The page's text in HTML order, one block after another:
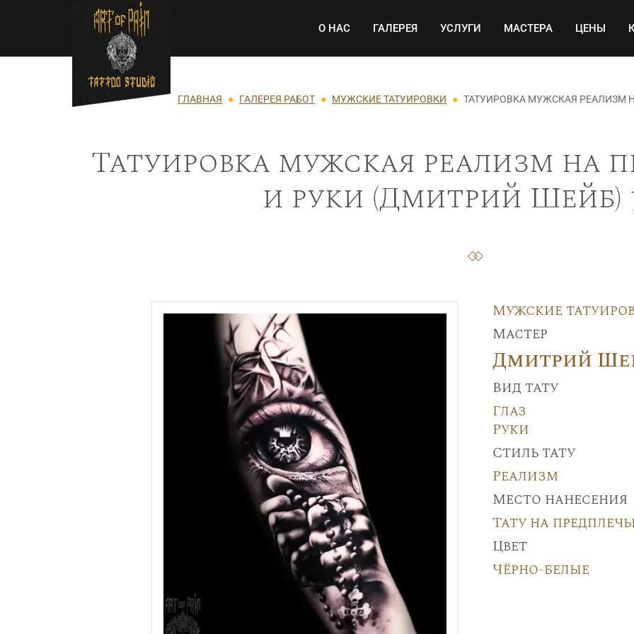
Перейти к основному содержанию Основная навигация
О НАС ГАЛЕРЕЯ УСЛУГИ МАСТЕРА ЦЕНЫ
Строка навигации
ГЛАВНАЯ ГАЛЕРЕЯ РАБОТ МУЖСКИЕ ТАТУИРОВКИ ТАТУИРОВКА МУЖСКАЯ РЕАЛИЗМ
Татуировка мужская реализм на
и руки (Дмитрий Шейб)
Мужские
Мастер
Дмитрий
Вид тату
Глаз
Руки
Стиль тату
Реализм
Место нанесения
Тату на
Цвет
Чёрно-белые